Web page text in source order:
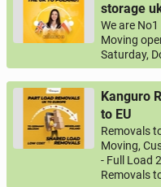
storage
We are
Moving
Saturday,
Kanguro
to EU
Removals
Moving,
- Full Load
Removals